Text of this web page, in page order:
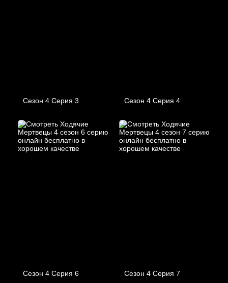
Сезон 4 Серия 3 Сезон 4 Серия 4
Сезон 4 Серия 6 Сезон 4 Серия 7